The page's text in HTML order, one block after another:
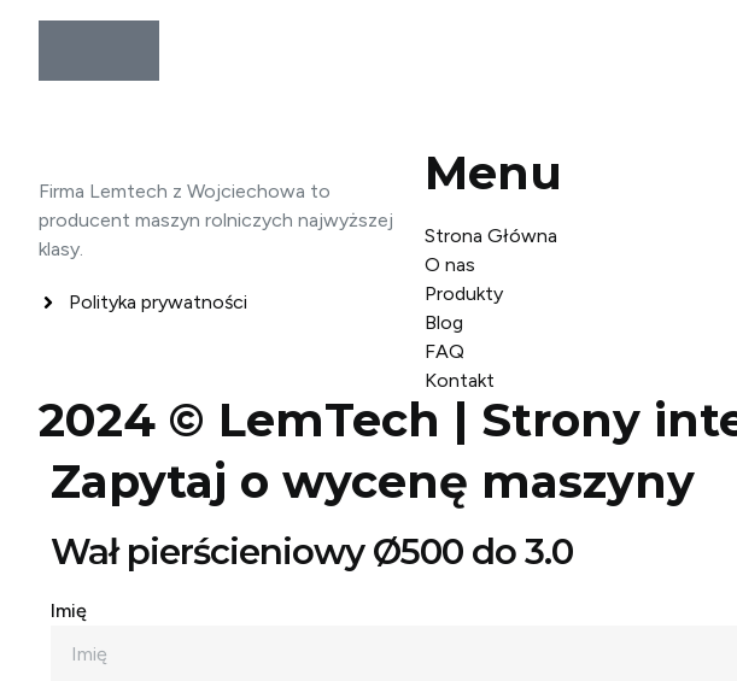
Firma Lemtech z Wojciechowa to
producent maszyn rolniczych najwyższej
klasy.
Polityka prywatności
Menu
Strona Główna
O nas
Produkty
Blog
FAQ
Kontakt
2024 © LemTech | Strony
Zapytaj o wycenę maszyny
Wał pierścieniowy Ø500 do 3.0
Imię